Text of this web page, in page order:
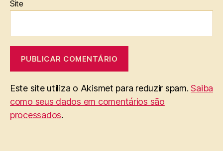
Site
Este site utiliza o Akismet para reduzir spam.Saiba
como seus dados em comentários são
processados.